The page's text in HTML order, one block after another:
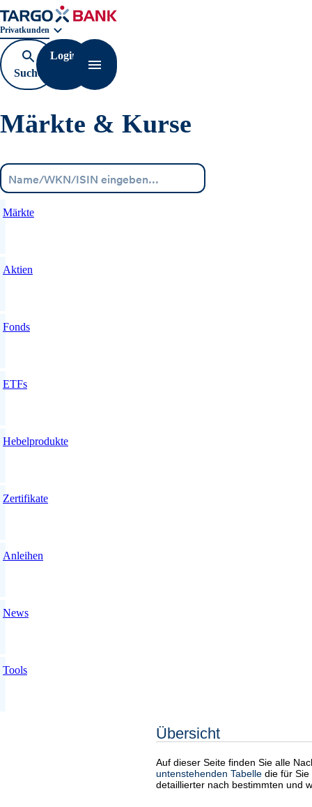
Geschäftsbereichnavigation. Aktuelle Auswahl:
Privatkunden
Suche
öffnen
Login
Navigation öffnen
Märkte & Kurse
Märkte
Aktien
Fonds
ETFs
Hebelprodukte
Zertifikate
Anleihen
News
Tools
Übersicht
Auf dieser Seite finden Sie alle
untenstehenden Tabelle die für
detaillierter nach bestimmten und